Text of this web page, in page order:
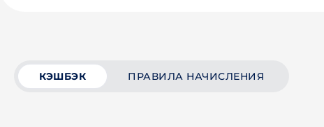
КЭШБЭК ПРАВИЛА НАЧИСЛЕНИЯ